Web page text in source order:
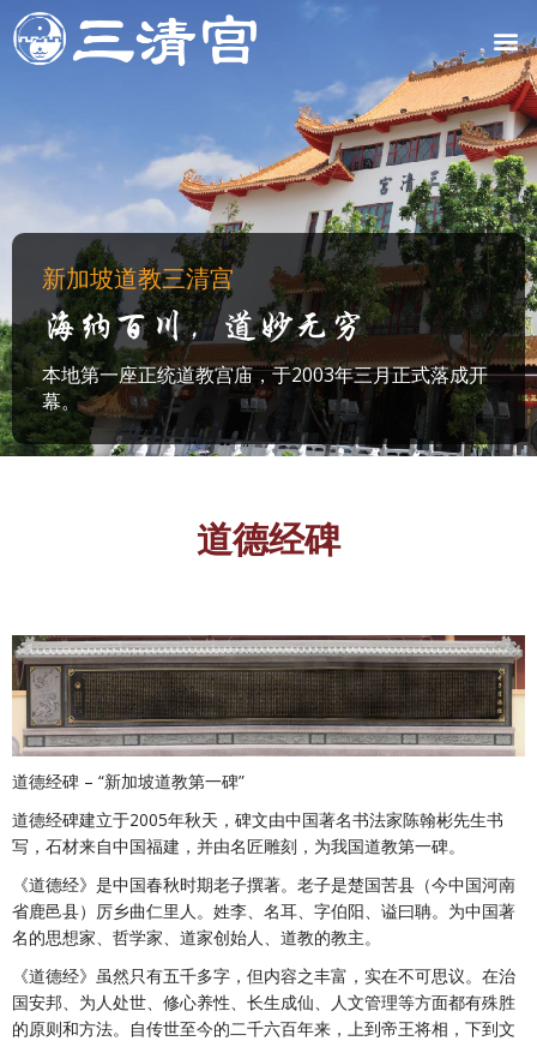
至
新加坡道教三清宫
海纳百川，道妙无穷
本地第一座正统道教宫庙，于2003年三月正式落成开
幕。
道德经碑
道德经碑 – “新加坡道教第一碑”
道德经碑建立于2005年秋天，碑文由中国著名书法家陈翰彬先生书
写，石材来自中国福建，并由名匠雕刻，为我国道教第一碑。
《道德经》是中国春秋时期老子撰著。老子是楚国苦县（今中国河南
省鹿邑县）厉乡曲仁里人。姓李、名耳、字伯阳、谥曰聃。为中国著
名的思想家、哲学家、道家创始人、道教的教主。
《道德经》虽然只有五千多字，但内容之丰富，实在不可思议。在治
国安邦、为人处世、修心养性、长生成仙、人文管理等方面都有殊胜
的原则和方法。自传世至今的二千六百年来，上到帝王将相，下到文